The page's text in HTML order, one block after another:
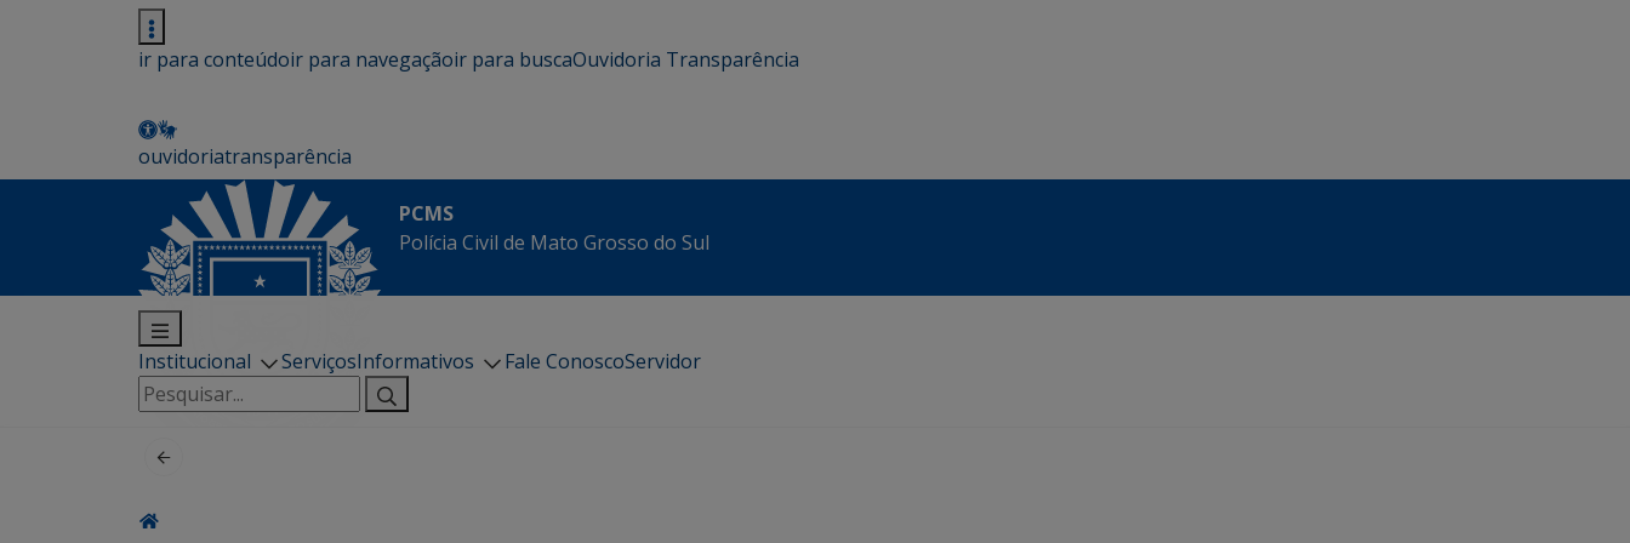
ir para conteúdoir para navegaçãoir para buscaOuvidoria Transparência
ouvidoriatransparência
PCMS
Polícia Civil de Mato Grosso do Sul
Institucional ServiçosInformativos Fale ConoscoServidor
Pesquisar
por: